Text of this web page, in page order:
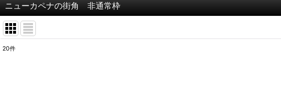
ニューカペナの街角 非通常枠
20件